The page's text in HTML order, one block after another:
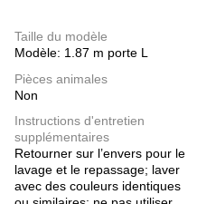
Taille du modèle
Modèle: 1.87 m porte L
Pièces animales
Non
Instructions d'entretien
supplémentaires
Retourner sur l’envers pour le
lavage et le repassage; laver
avec des couleurs identiques